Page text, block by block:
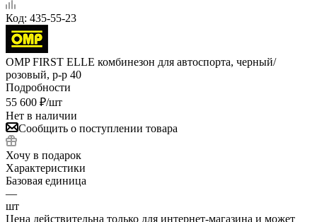
Код: 435-55-23
OMP FIRST ELLE комбинезон для автоспорта, черный/
розовый, р-р 40
Подробности
55 600 ₽/шт
Нет в наличии
Сообщить о поступлении товара
Хочу в подарок
Характеристики
Базовая единица
—
шт
Цена действительна только для интернет-магазина и может